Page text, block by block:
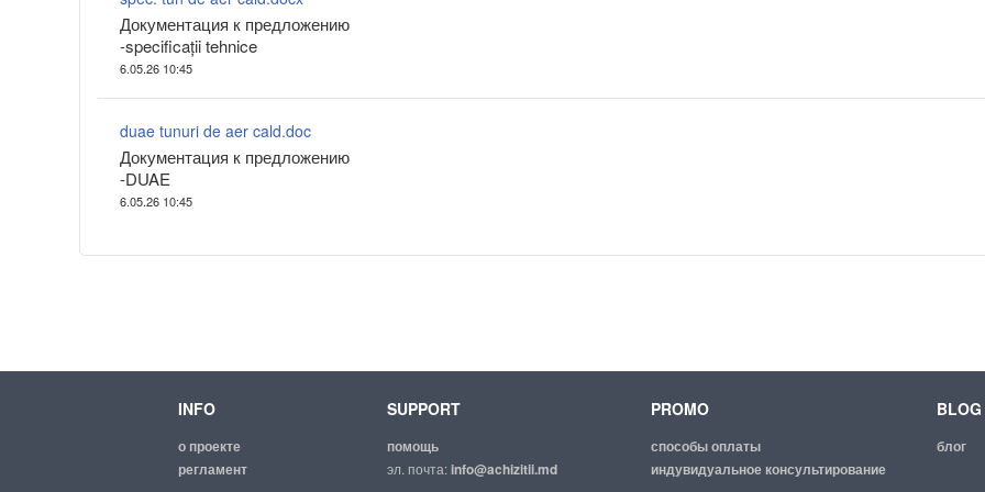
Документация к предложению
-specificații tehnice
6.05.26 10:45
duae tunuri de aer cald.doc
Документация к предложению
-DUAE
6.05.26 10:45
INFO
о проекте
регламент
SUPPORT
помощь
эл. почта:info@achizitii.md
PROMO
способы оплаты
индувидуальное консультирование
BLOG
блог